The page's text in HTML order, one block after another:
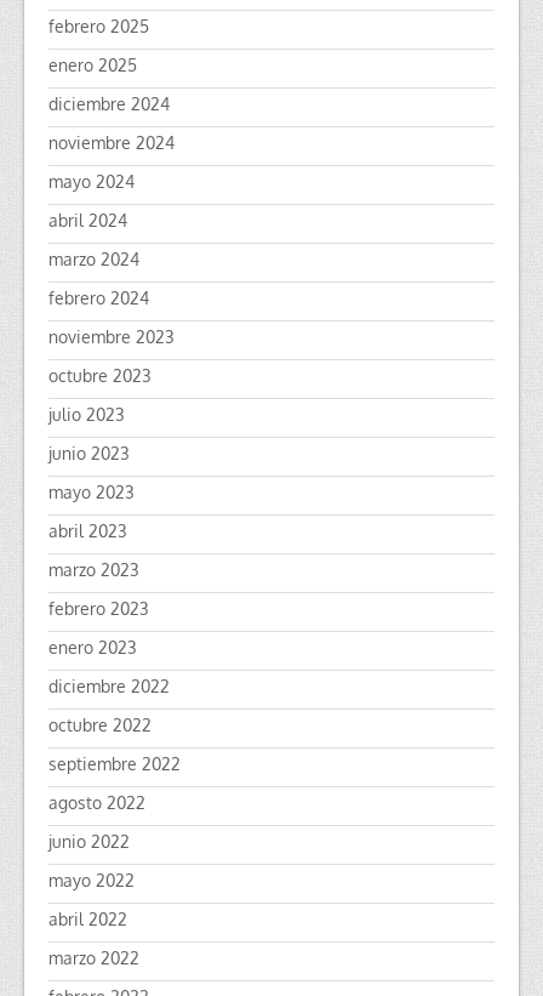
febrero 2025
enero 2025
diciembre 2024
noviembre 2024
mayo 2024
abril 2024
marzo 2024
febrero 2024
noviembre 2023
octubre 2023
julio 2023
junio 2023
mayo 2023
abril 2023
marzo 2023
febrero 2023
enero 2023
diciembre 2022
octubre 2022
septiembre 2022
agosto 2022
junio 2022
mayo 2022
abril 2022
marzo 2022